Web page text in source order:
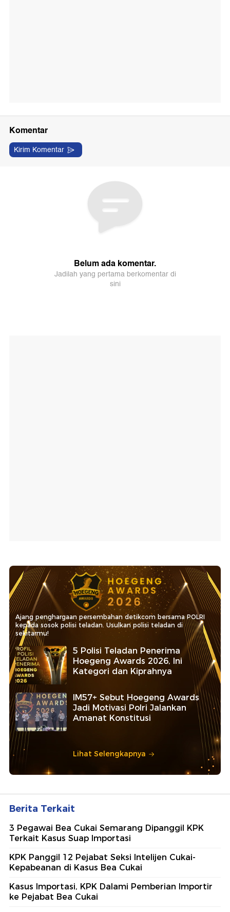
Ajang penghargaan persembahan detikcom bersama POLRI
kepada sosok polisi teladan. Usulkan polisi teladan di
sekitarmu!
5 Polisi Teladan Penerima
Hoegeng Awards 2026, Ini
Kategori dan Kiprahnya
IM57+ Sebut Hoegeng Awards
Jadi Motivasi Polri Jalankan
Amanat Konstitusi
Lihat Selengkapnya
Berita Terkait
3 Pegawai Bea Cukai Semarang Dipanggil KPK
Terkait Kasus Suap Importasi
KPK Panggil 12 Pejabat Seksi Intelijen Cukai-
Kepabeanan di Kasus Bea Cukai
Kasus Importasi, KPK Dalami Pemberian Importir
ke Pejabat Bea Cukai